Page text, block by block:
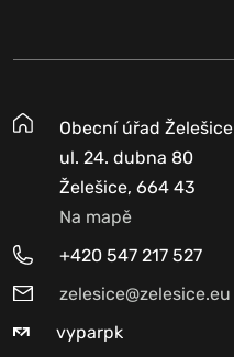
Obecní úřad Želešice
ul. 24. dubna 80
Želešice, 664 43
Na mapě
+420 547 217 527
zelesice@zelesice.eu
vyparpk